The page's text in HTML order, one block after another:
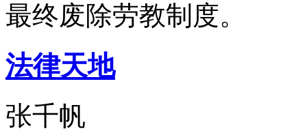
最终废除劳教制度。
法律天地
张千帆